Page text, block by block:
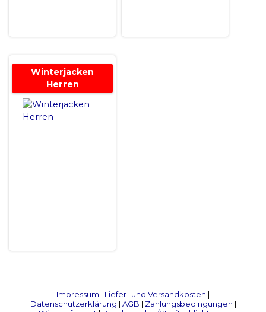
Winterjacken
Herren
Impressum | Liefer- und Versandkosten |
Datenschutzerklärung | AGB | Zahlungsbedingungen |